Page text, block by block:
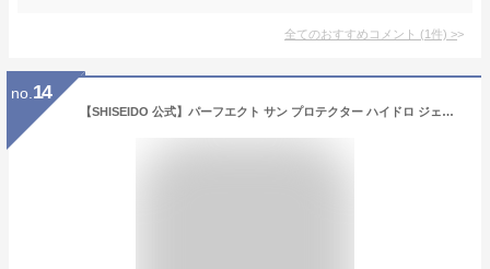
全てのおすすめコメント (1件) >
no. 14
【SHISEIDO 公式】パーフエクト サン プロテクター ハイドロ ジェルクリーム | SHISEIDO 資生堂 シセイドウ | サンケア 日焼け止め SPF50+ PA++++ ウォータープルーフ サンスキンケア